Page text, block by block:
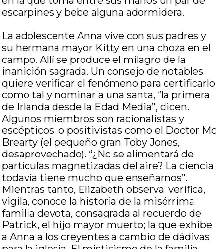
escarpines y bebe alguna adormidera.
La adolescente Anna vive con sus padres y
su hermana mayor Kitty en una choza en el
campo. Allí se produce el milagro de la
inanición sagrada. Un consejo de notables
quiere verificar el fenómeno para certificarlo
como tal y nominar a una santa, “la primera
de Irlanda desde la Edad Media”, dicen.
Algunos miembros son racionalistas y
escépticos, o positivistas como el Doctor Mc
Brearty (el pequeño gran Toby Jones,
desaprovechado). “¿No se alimentará de
partículas magnetizadas del aire? La ciencia
todavía tiene mucho que enseñarnos”.
Mientras tanto, Elizabeth observa, verifica,
vigila, conoce la historia de la misérrima
familia devota, consagrada al recuerdo de
Patrick, el hijo mayor muerto; la que exhibe
a Anna a los creyentes a cambio de dádivas